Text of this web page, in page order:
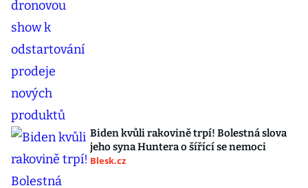
Biden kvůli rakovině trpí! Bolestná slova
jeho syna Huntera o šířící se nemoci
Blesk.cz